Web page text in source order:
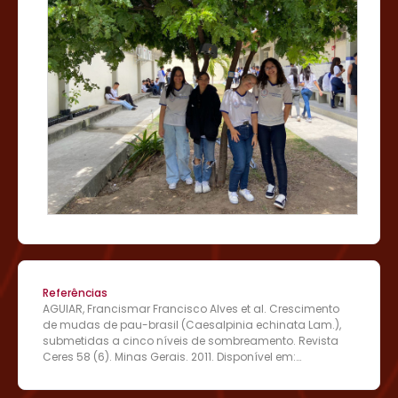
Referências
AGUIAR, Francismar Francisco Alves et al. Crescimento
de mudas de pau-brasil (Caesalpinia echinata Lam.),
submetidas a cinco níveis de sombreamento. Revista
Ceres 58 (6). Minas Gerais. 2011. Disponível em:
kG/. Aceso em: Acesso em: 16 de jan. de 2024. CARVALHO.